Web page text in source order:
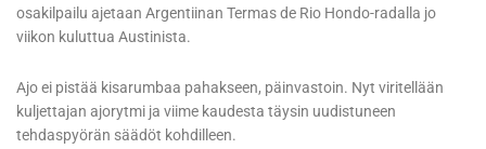
osakilpailu ajetaan Argentiinan Termas de Rio Hondo-radalla jo
viikon kuluttua Austinista.
Ajo ei pistää kisarumbaa pahakseen, päinvastoin. Nyt viritellään
kuljettajan ajorytmi ja viime kaudesta täysin uudistuneen
tehdaspyörän säädöt kohdilleen.